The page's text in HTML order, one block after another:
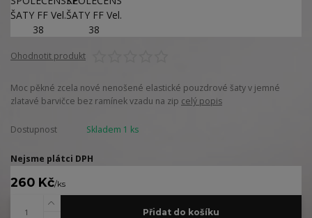
Ohodnotit produkt
Moc pěkné zcela nové nenošené elastické pouzdrové šaty v jemné
zlatavé barvičce bez ramínek vzadu na zip celý popis
Dostupnost Skladem 1 ks
Nejsme plátci DPH
260 Kč/ks
Přidat do košíku